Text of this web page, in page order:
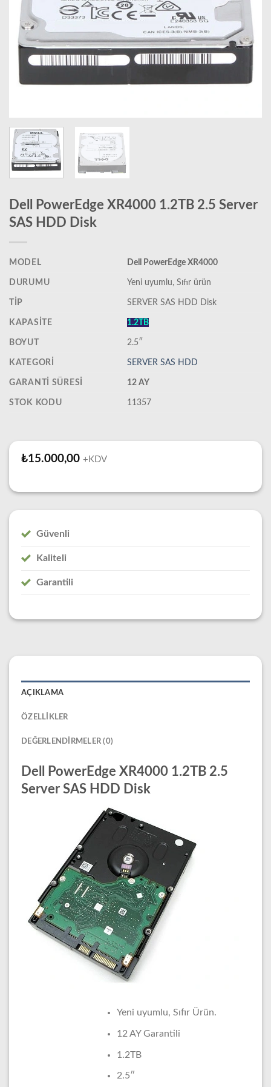
Dell PowerEdge XR4000 1.2TB 2.5 Server
SAS HDD Disk
MODEL Dell PowerEdge XR4000
DURUMU ‎Yeni uyumlu, Sıfır ürün
TIP SERVER SAS HDD Disk
KAPASITE 1.2TB
BOYUT 2.5″
KATEGORI SERVER SAS HDD
GARANTI SÜRESI 12 AY
STOK KODU 11357
₺15.000,00 +KDV
Güvenli
Kaliteli
Garantili
AÇIKLAMA
ÖZELLIKLER
DEĞERLENDIRMELER (0)
Dell PowerEdge XR4000 1.2TB 2.5
Server SAS HDD Disk
Yeni uyumlu, Sıfır Ürün.
12 AY Garantili
1.2TB
2.5″